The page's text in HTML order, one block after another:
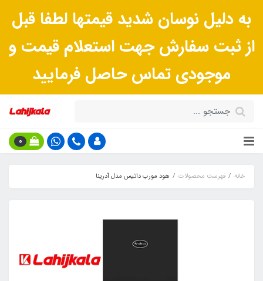
به دلیل نوسان شدید قیمتها لطفا قبل
از ثبت سفارش جهت استعلام قیمت و
موجودی تماس حاصل فرمایید
0
خانه فهرست محصولات هود مورب داتیس مدل آدرینا